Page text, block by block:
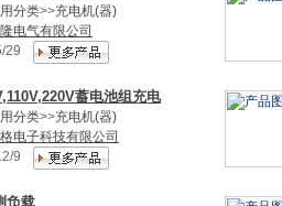
分类>>充电机(器)
电气有限公司
29
蓄电池组充电
分类>>充电机(器)
电子科技有限公司
9
负载